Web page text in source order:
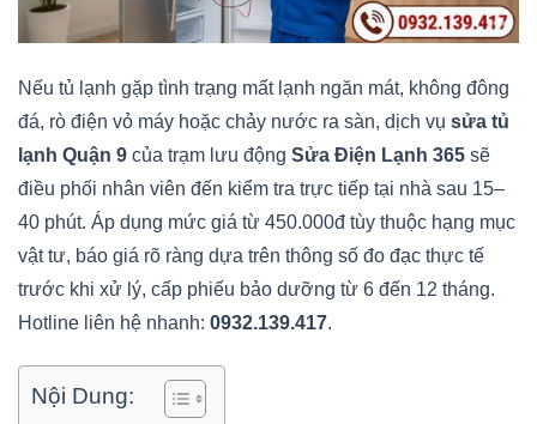
Nếu tủ lạnh gặp tình trạng mất lạnh ngăn mát, không đông
đá, rò điện vỏ máy hoặc chảy nước ra sàn, dịch vụ sửa tủ
lạnh Quận 9 của trạm lưu động Sửa Điện Lạnh 365 sẽ
điều phối nhân viên đến kiểm tra trực tiếp tại nhà sau 15–
40 phút. Áp dụng mức giá từ 450.000đ tùy thuộc hạng mục
vật tư, báo giá rõ ràng dựa trên thông số đo đạc thực tế
trước khi xử lý, cấp phiếu bảo dưỡng từ 6 đến 12 tháng.
Hotline liên hệ nhanh: 0932.139.417.
Nội Dung: